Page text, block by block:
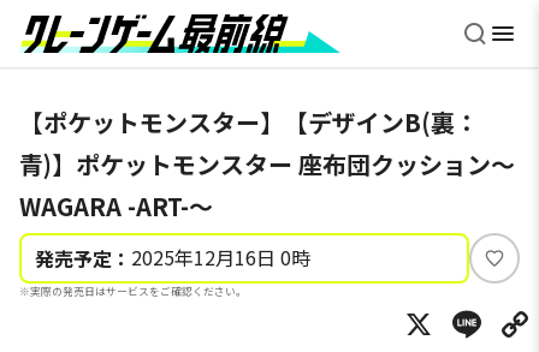
【ポケットモンスター】【デザインB(裏：
青)】ポケットモンスター 座布団クッション～
WAGARA -ART-～
発売予定： 2025年12月16日 0時
※実際の発売日はサービスをご確認ください。
い
ね
X